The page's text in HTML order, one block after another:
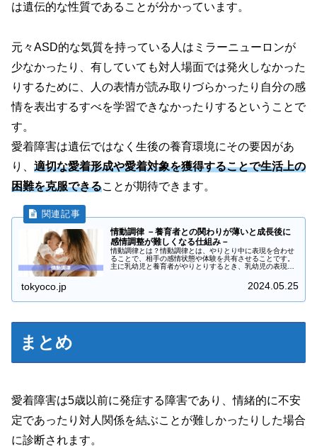
は遺伝的な性質であることが分かっています。
元々ASD的な気質を持っている人はミラーニューロンが
少なかったり、有していても対人場面では発火しなかった
りするために、人の表情が読み取りづらかったり自分の感
情を表出するすべを学習できなかったりするということで
す。
愛着障害は遺伝ではなく生後の養育環境にその要因があ
り、 適切な愛着形成や愛着対象を獲得することで生活上の
困難を克服できることが期待できます。
情動調律 －養育者との関わりが薄いと成長後に
感情調整が難しくなる仕組み－
情動調律とは？情動調律とは、やりとり中に表現を合わせ
ることで、相手の感情状態や体験を共有させることです。
主に乳幼児と養育者がやりとりするとき、乳幼児の表現を
tokyoco.jp 2024.05.25
まとめ
愛着障害は5歳以前に発症する障害であり、情緒的に不安
定であったり対人関係を結ぶことが難しかったりした場合
に診断されます。